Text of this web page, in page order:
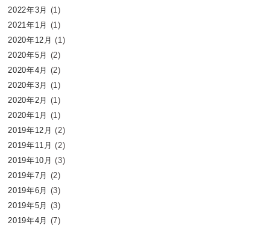
2022年3月 (1)
2021年1月 (1)
2020年12月 (1)
2020年5月 (2)
2020年4月 (2)
2020年3月 (1)
2020年2月 (1)
2020年1月 (1)
2019年12月 (2)
2019年11月 (2)
2019年10月 (3)
2019年7月 (2)
2019年6月 (3)
2019年5月 (3)
2019年4月 (7)